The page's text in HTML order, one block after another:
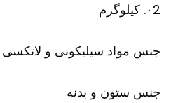
۰2. کیلوگرم
جنس مواد سیلیکونی و لاتکسی
جنس ستون و بدنه